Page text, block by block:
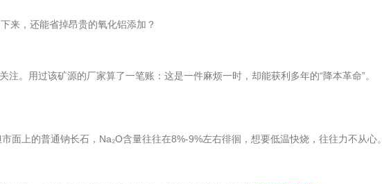
来，还能省掉昂贵的氧化铝添加？
注。用过该矿源的厂家算了一笔账：这是一件麻烦一时，却能获利多年的“降本革命”。
面上的普通钠长石，Na₂O含量往往在8%-9%左右徘徊，想要低温快烧，往往力不从心。